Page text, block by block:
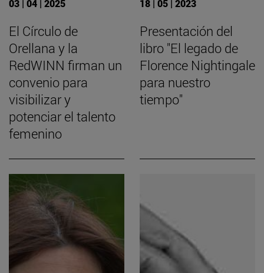
03 | 04 | 2025
El Círculo de
Orellana y la
RedWINN firman un
convenio para
visibilizar y
potenciar el talento
femenino
18 | 05 | 2023
Presentación del
libro "El legado de
Florence Nightingale
para nuestro
tiempo"